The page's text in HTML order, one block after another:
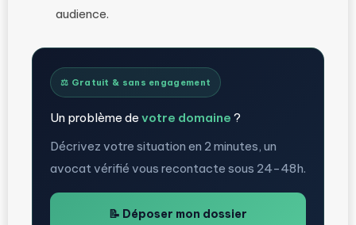
audience.
⚖️ Gratuit & sans engagement
Un problème de votre domaine ?
Décrivez votre situation en 2 minutes, un
avocat vérifié vous recontacte sous 24-48h.
📝 Déposer mon dossier